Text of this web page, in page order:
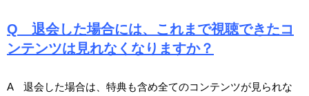
Q 退会した場合には、これまで視聴できたコ
ンテンツは見れなくなりますか？
A 退会した場合は、特典も含め全てのコンテンツが見られな